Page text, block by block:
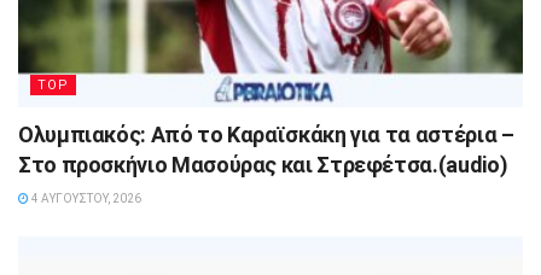
TOP
Ολυμπιακός: Από το Καραϊσκάκη για τα αστέρια –
Στο προσκήνιο Μασούρας και Στρεφέτσα.(audio)
4 ΑΥΓΟΎΣΤΟΥ, 2026